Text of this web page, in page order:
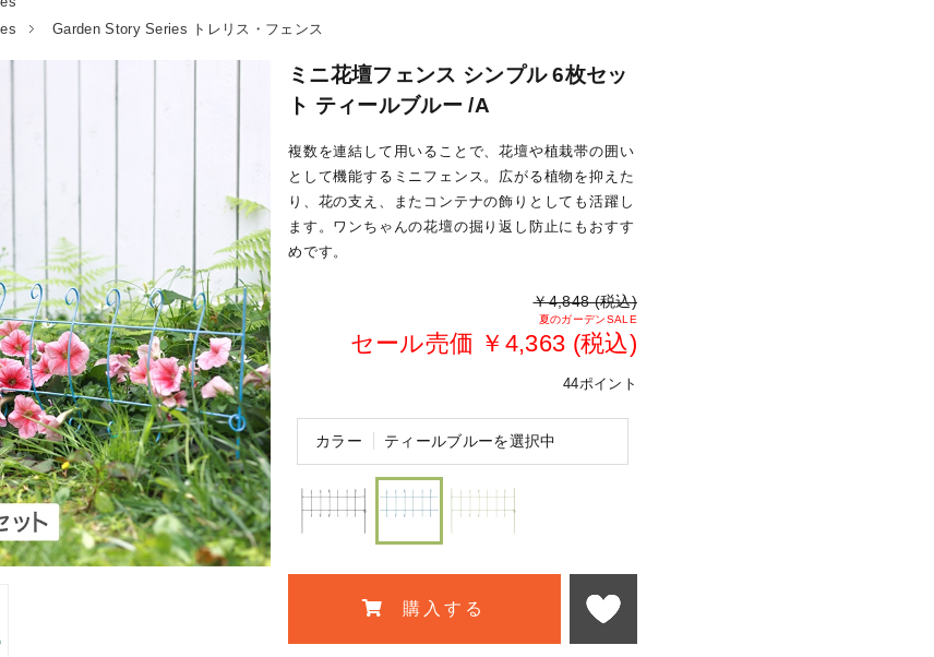
Garden Story Series トレリス・フェンス
ミニ花壇フェンス シンプル 6枚セッ
ト ティールブルー /A
複数を連結して用いることで、花壇や植栽帯の囲い
として機能するミニフェンス。広がる植物を抑えた
り、花の支え、またコンテナの飾りとしても活躍し
ます。ワンちゃんの花壇の掘り返し防止にもおすす
めです。
￥4,848 (税込)
夏のガーデンSALE
セール売価 ￥4,363 (税込)
44ポイント
カラー ティールブルーを選択中
購入する